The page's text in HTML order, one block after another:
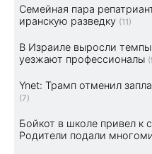
Семейная пара
иранскую разведку (11)
В Израиле выросли
уезжают профессионалы
Ynet: Трамп отменил
(7)
Бойкот в школе привел к
Родители подали